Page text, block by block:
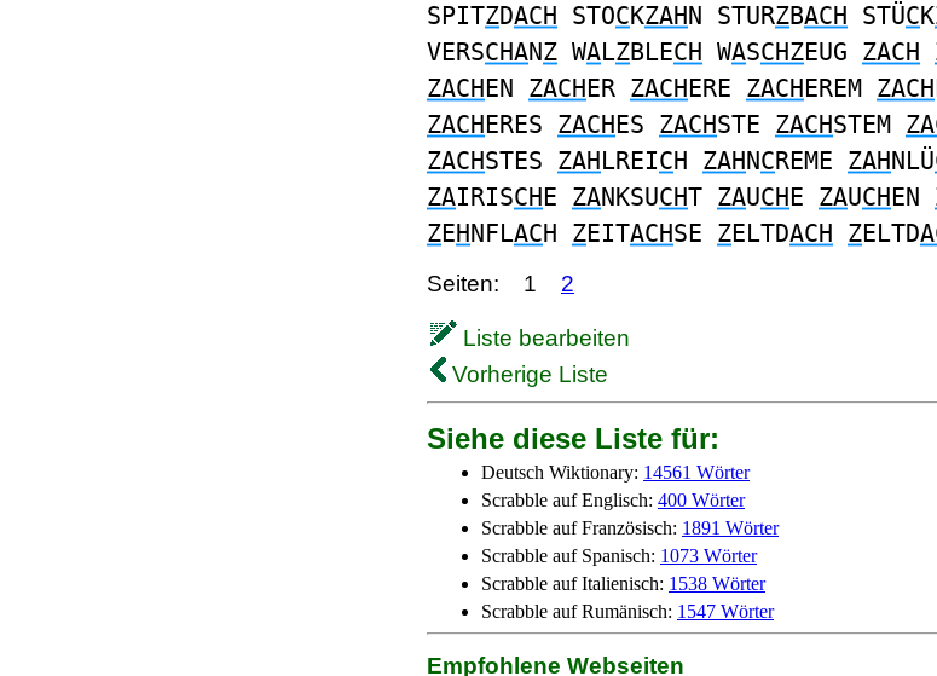
SPITZDACH STOCKZAHN STURZBACH STÜCK
VERSCHANZ WALZBLECH WASCHZEUG ZACH
ZACHEN ZACHER ZACHERE ZACHEREM ZACH
ZACHERES ZACHES ZACHSTE ZACHSTEM
ZACHSTES ZAHLREICH ZAHNCREME ZAHNLÜ
ZAIRISCHE ZANKSUCHT ZAUCHE ZAUCHEN
ZEHNFLACH ZEITACHSE ZELTDACH ZELTD
Seiten: 1 2
Liste bearbeiten
Vorherige Liste
Siehe diese Liste für:
Deutsch Wiktionary: 14561 Wörter
Scrabble auf Englisch: 400 Wörter
Scrabble auf Französisch: 1891 Wörter
Scrabble auf Spanisch: 1073 Wörter
Scrabble auf Italienisch: 1538 Wörter
Scrabble auf Rumänisch: 1547 Wörter
Empfohlene Webseiten